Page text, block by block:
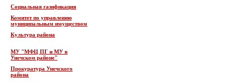
Социальная газификация
Комитет по управлению
муниципальным имуществом
Культура района
МУ "МФЦ ПГ и МУ в
Унечском районе"
Прокуратура Унечского
района